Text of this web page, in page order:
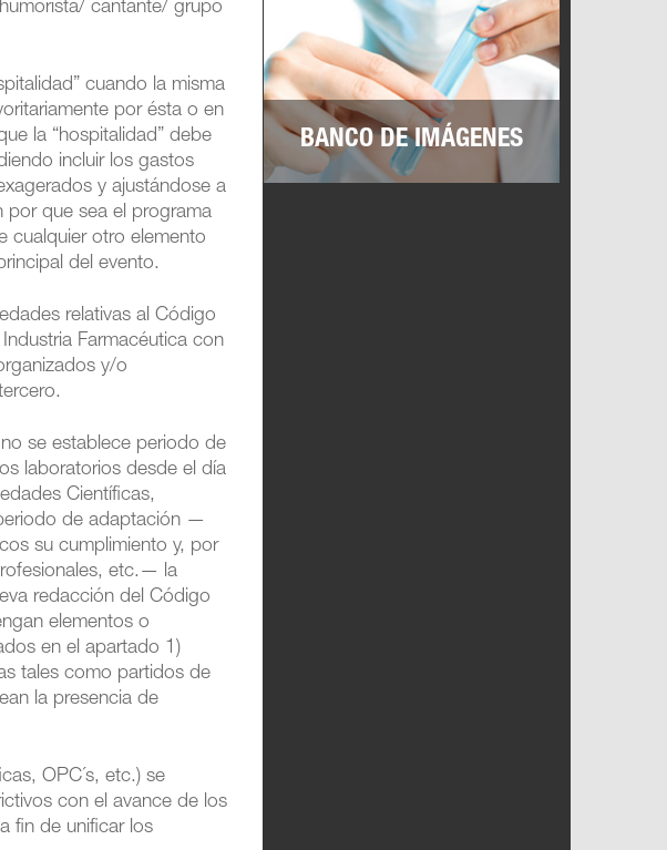
cantante/ grupo
cuando la misma
por ésta o en
la “hospitalidad” debe
incluir los gastos
y ajustándose a
por que sea el programa
cualquier otro elemento
del evento.
relativas al Código
Farmacéutica con
y/o
se establece periodo de
laboratorios desde el día
Científicas,
de adaptación —
su cumplimiento y, por
etc.— la
redacción del Código
elementos o
en el apartado 1)
tales como partidos de
la presencia de
OPC´s, etc.) se
con el avance de los
fin de unificar los
BANCO DE IMÁGENES